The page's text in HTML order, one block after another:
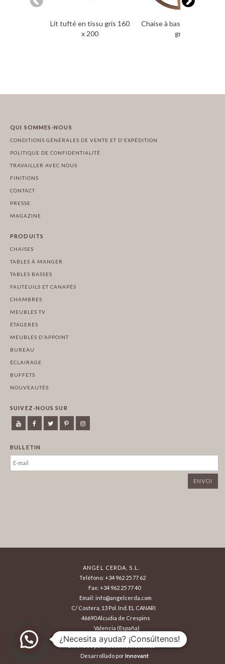
Lit tufté en tissu gris 160
x 200
Chaise à bascule en tissu
gris
QUI SOMMES-NOUS
CONDITIONS GÉNÉRALES DE VENTE ET D'EXPÉDITION
POLITIQUE DE CONFIDENTIALITÉ
TRAVAILLER AVEC NOUS
FINITIONS
CONTACT
PRESSE
MAGAZINE
PRODUITS
CHAISES
TABLES À MANGER
TABLES BASSES
FAUTEUILS ET CANAPÉS
CHAMBRES
MEUBLES TV
ÉTAGERÈS
MEUBLES D'APPOINT
BUREAU
ÉCLAIRAGE
BUFFETS
NOUVEAUTÉS
SUIVEZ-NOUS SUR
BULLETIN
ANGEL CERDA, S.L.
Teléfono: +34 962 25 77 62
Fax: +34 962 25 77 40
Email: info@angelcerda.com
C/ Costera, 13 Pol. Ind. EL CANARI
46690 Alcudia de Crespins
Valencia (España)
Adecom Soluciones
Desarrollado porInnovant
¿Necesita ayuda? ¡Consúltenos!